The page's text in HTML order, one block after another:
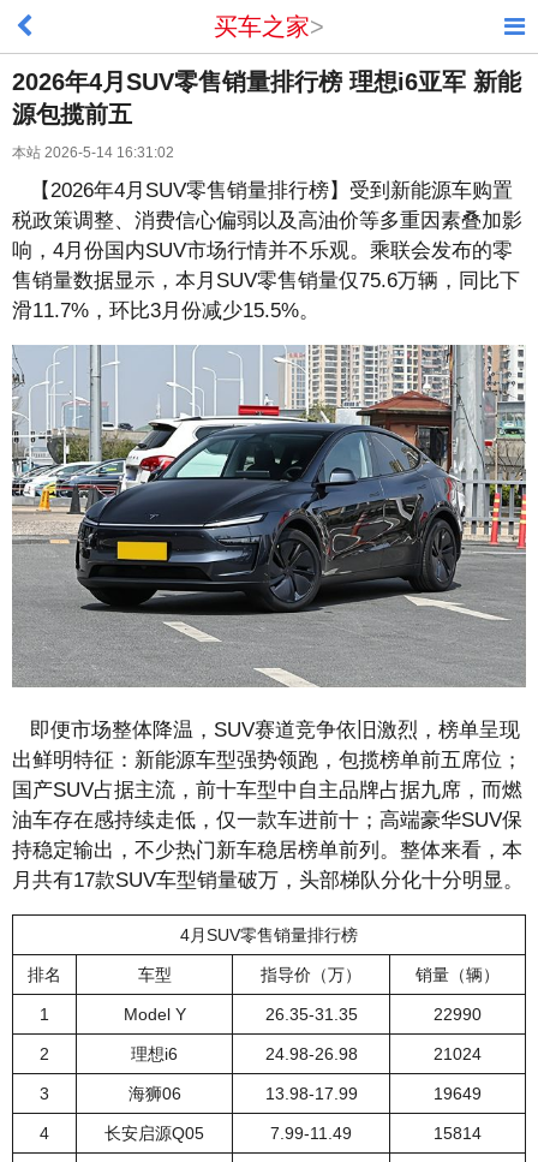
买车之家>
2026年4月SUV零售销量排行榜 理想i6亚军 新能
源包揽前五
本站 2026-5-14 16:31:02
【2026年4月SUV零售销量排行榜】受到新能源车购置
税政策调整、消费信心偏弱以及高油价等多重因素叠加影
响，4月份国内SUV市场行情并不乐观。乘联会发布的零
售销量数据显示，本月SUV零售销量仅75.6万辆，同比下
滑11.7%，环比3月份减少15.5%。
即便市场整体降温，SUV赛道竞争依旧激烈，榜单呈现
出鲜明特征：新能源车型强势领跑，包揽榜单前五席位；
国产SUV占据主流，前十车型中自主品牌占据九席，而燃
油车存在感持续走低，仅一款车进前十；高端豪华SUV保
持稳定输出，不少热门新车稳居榜单前列。整体来看，本
月共有17款SUV车型销量破万，头部梯队分化十分明显。
4月SUV零售销量排行榜
排名 车型 指导价（万） 销量（辆）
1 Model Y 26.35-31.35 22990
2 理想i6 24.98-26.98 21024
3 海狮06 13.98-17.99 19649
4 长安启源Q05 7.99-11.49 15814